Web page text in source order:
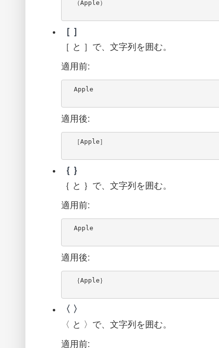
［ ］
［ と ］で、文字列を囲む。
適用前:
  Apple
適用後:
｛ ｝
｛ と ｝で、文字列を囲む。
適用前:
  Apple
適用後:
〈 〉
〈 と 〉で、文字列を囲む。
適用前: